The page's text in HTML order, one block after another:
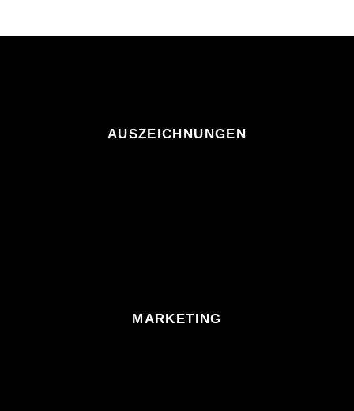
AUSZEICHNUNGEN
MARKETING